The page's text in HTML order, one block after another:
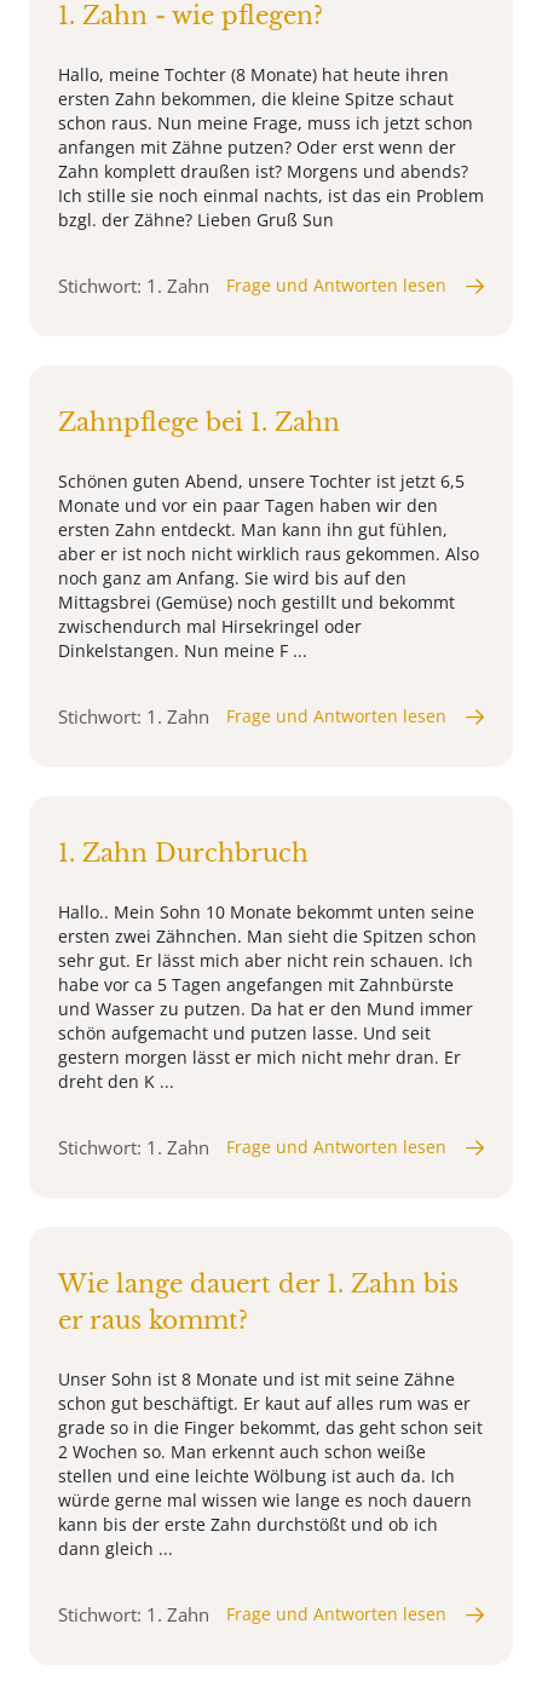
1. Zahn - wie pflegen?
Hallo, meine Tochter (8 Monate) hat heute ihren
ersten Zahn bekommen, die kleine Spitze schaut
schon raus. Nun meine Frage, muss ich jetzt schon
anfangen mit Zähne putzen? Oder erst wenn der
Zahn komplett draußen ist? Morgens und abends?
Ich stille sie noch einmal nachts, ist das ein Problem
bzgl. der Zähne? Lieben Gruß Sun
Stichwort: 1. Zahn Frage und Antworten lesen
Zahnpflege bei 1. Zahn
Schönen guten Abend, unsere Tochter ist jetzt 6,5
Monate und vor ein paar Tagen haben wir den
ersten Zahn entdeckt. Man kann ihn gut fühlen,
aber er ist noch nicht wirklich raus gekommen. Also
noch ganz am Anfang. Sie wird bis auf den
Mittagsbrei (Gemüse) noch gestillt und bekommt
zwischendurch mal Hirsekringel oder
Dinkelstangen. Nun meine F ...
Stichwort: 1. Zahn Frage und Antworten lesen
1. Zahn Durchbruch
Hallo.. Mein Sohn 10 Monate bekommt unten seine
ersten zwei Zähnchen. Man sieht die Spitzen schon
sehr gut. Er lässt mich aber nicht rein schauen. Ich
habe vor ca 5 Tagen angefangen mit Zahnbürste
und Wasser zu putzen. Da hat er den Mund immer
schön aufgemacht und putzen lasse. Und seit
gestern morgen lässt er mich nicht mehr dran. Er
dreht den K ...
Stichwort: 1. Zahn Frage und Antworten lesen
Wie lange dauert der 1. Zahn bis
er raus kommt?
Unser Sohn ist 8 Monate und ist mit seine Zähne
schon gut beschäftigt. Er kaut auf alles rum was er
grade so in die Finger bekommt, das geht schon seit
2 Wochen so. Man erkennt auch schon weiße
stellen und eine leichte Wölbung ist auch da. Ich
würde gerne mal wissen wie lange es noch dauern
kann bis der erste Zahn durchstößt und ob ich
dann gleich ...
Stichwort: 1. Zahn Frage und Antworten lesen